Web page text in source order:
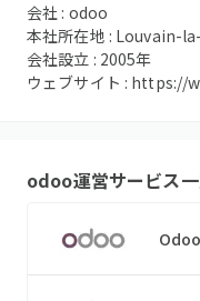
会社 : odoo
本社所在地 : Louvain-
会社設立 : 2005年
ウェブサイト : https://
odoo運営サービス
Odoo